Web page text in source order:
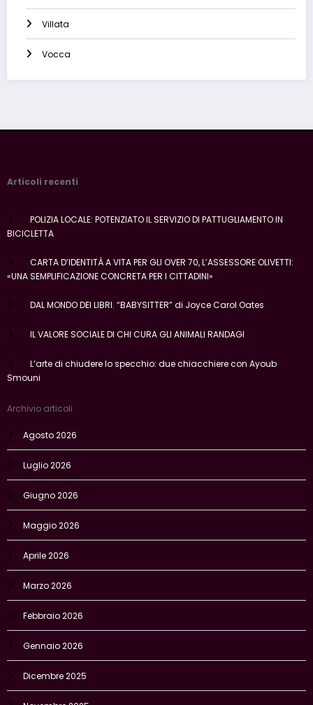
Villata
Vocca
Articoli recenti
POLIZIA LOCALE: POTENZIATO IL SERVIZIO DI PATTUGLIAMENTO IN
BICICLETTA
CARTA D’IDENTITÀ A VITA PER GLI OVER 70, L’ASSESSORE OLIVETTI:
«UNA SEMPLIFICAZIONE CONCRETA PER I CITTADINI»
DAL MONDO DEI LIBRI. “BABYSITTER” di Joyce Carol Oates
IL VALORE SOCIALE DI CHI CURA GLI ANIMALI RANDAGI
L’arte di chiudere lo specchio: due chiacchiere con Ayoub
Smouni
Archivio articoli
Agosto 2026
Luglio 2026
Giugno 2026
Maggio 2026
Aprile 2026
Marzo 2026
Febbraio 2026
Gennaio 2026
Dicembre 2025